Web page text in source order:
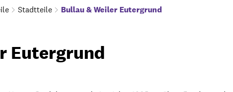
Stadtteile Bullau & Weiler Eutergrund
Eutergrund